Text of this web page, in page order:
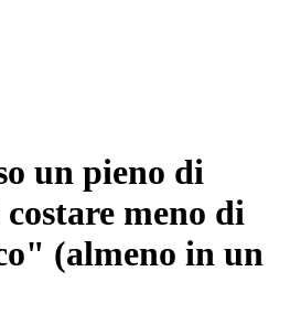
un pieno di
meno di
(almeno in un